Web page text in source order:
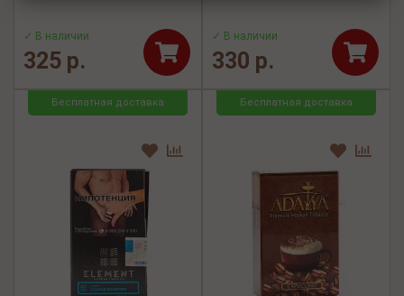
✓ В наличии
325 р.
✓ В наличии
330 р.
Бесплатная доставка Бесплатная доставка